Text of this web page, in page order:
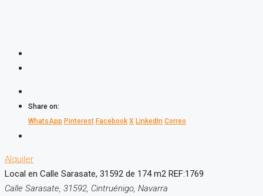
Share on:
WhatsApp Pinterest Facebook X LinkedIn Correo
Alquiler
Local en Calle Sarasate, 31592 de 174 m2 REF:1769
Calle Sarasate, 31592, Cintruénigo, Navarra